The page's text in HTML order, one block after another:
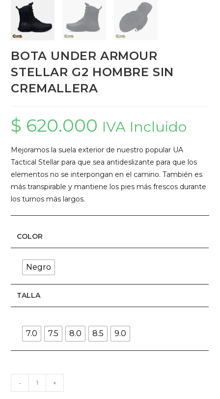
BOTA UNDER ARMOUR
STELLAR G2 HOMBRE SIN
CREMALLERA
$ 620.000 IVA Incluido
Mejoramos la suela exterior de nuestro popular UA
Tactical Stellar para que sea antideslizante para que los
elementos no se interpongan en el camino. También es
más transpirable y mantiene los pies más frescos durante
los turnos más largos.
COLOR
Negro
TALLA
7.0 7.5 8.0 8.5 9.0
UNDER
- +